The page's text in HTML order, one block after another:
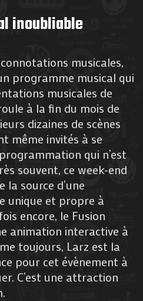
inoubliable
musicales,
programme musical qui
musicales de
à la fin du mois de
dizaines de scènes
même invités à se
qui n’est
souvent, ce week-end
la source d’une
unique et propre à
encore, le Fusion
animation interactive à
toujours, Larz est la
pour cet évènement à
C’est une attraction